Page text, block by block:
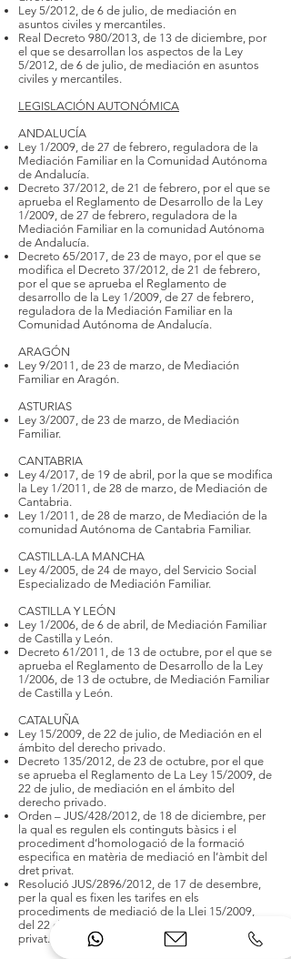
Ley 5/2012, de 6 de julio, de mediación en
asuntos civiles y mercantiles.
Real Decreto 980/2013, de 13 de diciembre, por
el que se desarrollan los aspectos de la Ley
5/2012, de 6 de julio, de mediación en asuntos
civiles y mercantiles.
LEGISLACIÓN AUTONÓMICA
ANDALUCÍA
Ley 1/2009, de 27 de febrero, reguladora de la
Mediación Familiar en la Comunidad Autónoma
de Andalucía.
Decreto 37/2012, de 21 de febrero, por el que se
aprueba el Reglamento de Desarrollo de la Ley
1/2009, de 27 de febrero, reguladora de la
Mediación Familiar en la comunidad Autónoma
de Andalucía.
Decreto 65/2017, de 23 de mayo, por el que se
modifica el Decreto 37/2012, de 21 de febrero,
por el que se aprueba el Reglamento de
desarrollo de la Ley 1/2009, de 27 de febrero,
reguladora de la Mediación Familiar en la
Comunidad Autónoma de Andalucía.
ARAGÓN
Ley 9/2011, de 23 de marzo, de Mediación
Familiar en Aragón.
ASTURIAS
Ley 3/2007, de 23 de marzo, de Mediación
Familiar.
CANTABRIA
Ley 4/2017, de 19 de abril, por la que se modifica
la Ley 1/2011, de 28 de marzo, de Mediación de
Cantabria.
Ley 1/2011, de 28 de marzo, de Mediación de la
comunidad Autónoma de Cantabria Familiar.
CASTILLA-LA MANCHA
Ley 4/2005, de 24 de mayo, del Servicio Social
Especializado de Mediación Familiar.
CASTILLA Y LEÓN
Ley 1/2006, de 6 de abril, de Mediación Familiar
de Castilla y León.
Decreto 61/2011, de 13 de octubre, por el que se
aprueba el Reglamento de Desarrollo de la Ley
1/2006, de 13 de octubre, de Mediación Familiar
de Castilla y León.
CATALUÑA
Ley 15/2009, de 22 de julio, de Mediación en el
ámbito del derecho privado.
Decreto 135/2012, de 23 de octubre, por el que
se aprueba el Reglamento de La Ley 15/2009, de
22 de julio, de mediación en el ámbito del
derecho privado.
Orden – JUS/428/2012, de 18 de diciembre, per
la qual es regulen els continguts bàsics i el
procediment d’homologació de la formació
especifica en matèria de mediació en l’àmbit del
dret privat.
Resolució JUS/2896/2012, de 17 de desembre,
per la qual es fixen les tarifes en els
procediments de mediació de la Llei 15/2009,
del 22 de juliol, de mediació en l’àmbit del dret
privat.